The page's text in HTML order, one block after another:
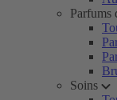
Parfums
Soins